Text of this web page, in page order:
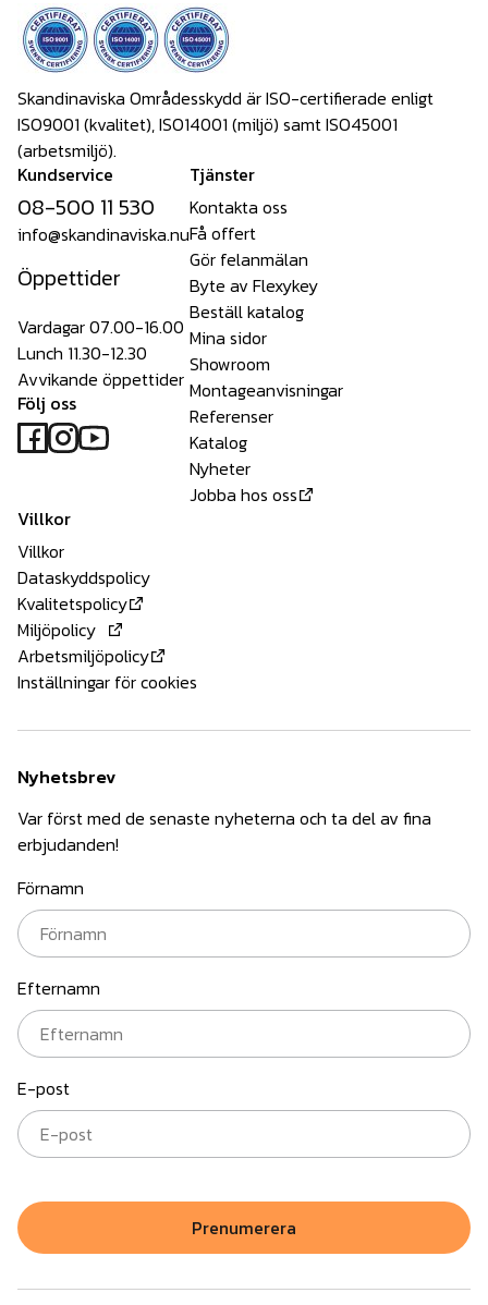
Skandinaviska Områdesskydd är ISO-certifierade enligt
ISO9001 (kvalitet), ISO14001 (miljö) samt ISO45001
(arbetsmiljö).
Kundservice
08-500 11 530
info@skandinaviska.nu
Öppettider
Vardagar 07.00-16.00
Lunch 11.30-12.30
Avvikande öppettider
Följ oss
Tjänster
Kontakta oss
Få offert
Gör felanmälan
Byte av Flexykey
Beställ katalog
Mina sidor
Showroom
Montageanvisningar
Referenser
Katalog
Nyheter
Jobba hos oss
Villkor
Villkor
Dataskyddspolicy
Kvalitetspolicy
Miljöpolicy
Arbetsmiljöpolicy
Inställningar för cookies
Nyhetsbrev
Var först med de senaste nyheterna och ta del av fina
erbjudanden!
Förnamn
Efternamn
E-post
Prenumerera